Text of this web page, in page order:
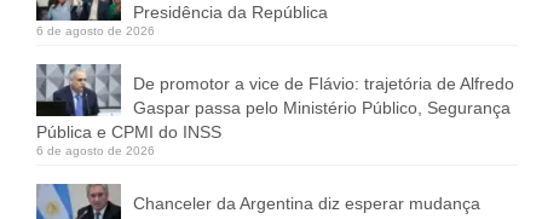
Presidência da República
6 de agosto de 2026
De promotor a vice de Flávio: trajetória de Alfredo
Gaspar passa pelo Ministério Público, Segurança
Pública e CPMI do INSS
6 de agosto de 2026
Chanceler da Argentina diz esperar mudança